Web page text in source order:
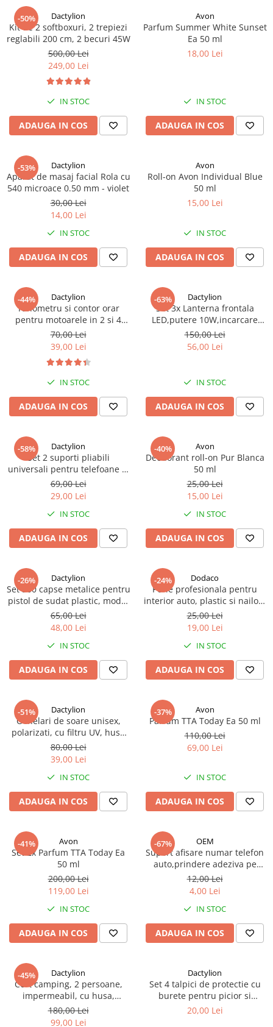
-50% Dactylion
Kit de 2 softboxuri, 2 trepiezi
reglabili 200 cm, 2 becuri 45W
500,00 Lei
249,00 Lei
IN STOC
ADAUGA IN COS
Avon
Parfum Summer White Sunset
Ea 50 ml
18,00 Lei
IN STOC
ADAUGA IN COS
-53% Dactylion
Aparat de masaj facial Rola cu
540 microace 0.50 mm - violet
30,00 Lei
14,00 Lei
IN STOC
ADAUGA IN COS
Avon
Roll-on Avon Individual Blue
50 ml
15,00 Lei
IN STOC
ADAUGA IN COS
-44% Dactylion
Tahometru si contor orar
pentru motoarele in 2 si 4
timpi,afisare RPM - Negru
70,00 Lei
39,00 Lei
IN STOC
ADAUGA IN COS
-63% Dactylion
Set 3x Lanterna frontala
LED,putere 10W,incarcare
USB, baterie 1200 mAH,
Rezistenta la apa
150,00 Lei
56,00 Lei
IN STOC
ADAUGA IN COS
-58% Dactylion
Set 2 suporti pliabili
universali pentru telefoane si
tablete de pana la 10 inch, alb
si negru
69,00 Lei
29,00 Lei
IN STOC
ADAUGA IN COS
-40% Avon
Deodorant roll-on Pur Blanca
50 ml
25,00 Lei
15,00 Lei
IN STOC
ADAUGA IN COS
-26% Dactylion
Set 500 capse metalice pentru
pistol de sudat plastic, model
S, 0.8 mm, otel, argintiu
65,00 Lei
48,00 Lei
IN STOC
ADAUGA IN COS
-24% Dodaco
Perie profesionala pentru
interior auto, plastic si nailon,
curatare precisa, 10 x 4.5 x 2
cm, negru
25,00 Lei
19,00 Lei
IN STOC
ADAUGA IN COS
-51% Dactylion
Ochelari de soare unisex,
polarizati, cu filtru UV, husa
depozitare inclusa - Negru
80,00 Lei
39,00 Lei
IN STOC
ADAUGA IN COS
-37% Avon
Parfum TTA Today Ea 50 ml
110,00 Lei
69,00 Lei
IN STOC
ADAUGA IN COS
-41% Avon
Set 2x Parfum TTA Today Ea
50 ml
200,00 Lei
119,00 Lei
IN STOC
ADAUGA IN COS
-67% OEM
Suport afisare numar telefon
auto,prindere adeziva pe
bord,parbriz - Negru
12,00 Lei
4,00 Lei
IN STOC
ADAUGA IN COS
-45% Dactylion
Cort camping, 2 persoane,
impermeabil, cu husa,
camuflaj, 200x150x110 cm
180,00 Lei
99,00 Lei
Dactylion
Set 4 talpici de protectie cu
burete pentru picior si
degete, material textil - Bej
20,00 Lei